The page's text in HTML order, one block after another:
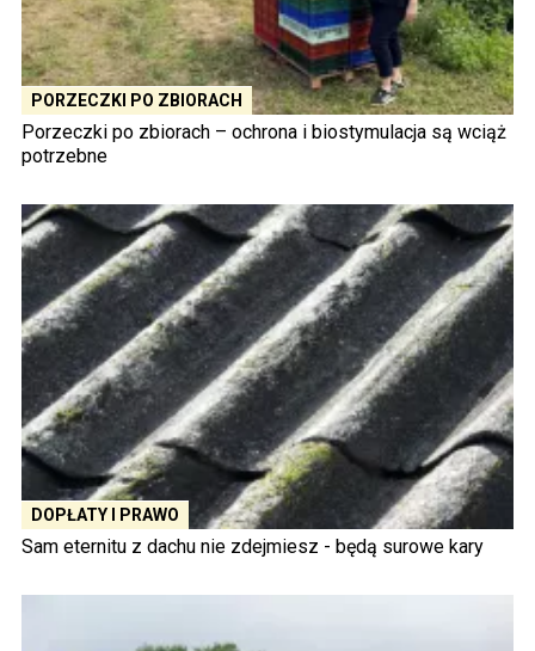
PORZECZKI PO ZBIORACH
Porzeczki po zbiorach – ochrona i biostymulacja są wciąż
potrzebne
DOPŁATY I PRAWO
Sam eternitu z dachu nie zdejmiesz - będą surowe kary